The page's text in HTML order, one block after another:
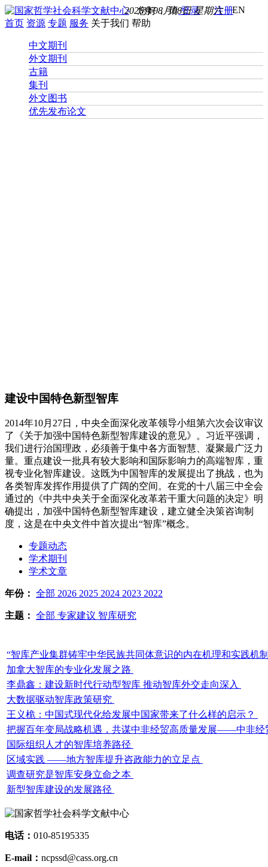
您好， 请登录 注册EN
2026年08月08日 星期六
首页 资源 专题 服务 关于我们 帮助
中文期刊
外文期刊
古籍
集刊
外文图书
优先发布论文
建设中国特色新型智库
2014年10月27日，中央全面深化改革领导小组第六次会议审议
了《关于加强中国特色新型智库建设的意见》。习近平强调，
我们进行治国理政，必须善于集中各方面智慧、凝聚最广泛力
量。重点建设一批具有较大影响和国际影响力的高端智库，重
视专业化智库建设。这既为中国智库的发展提出了挑战，也为
各类智库发挥作用提供了广阔的空间。在党的十八届三中全会
通过的《中共中央关于全面深化改革若干重大问题的决定》明
确提出，加强中国特色新型智库建设，建立健全决策咨询制
度，这是在中央文件中首次提出“智库”概念。
专题动态
学术期刊
学术文章
年份： 全部 2026 2025 2024 2023 2022
主题： 全部 专家建议 智库研究
“智库产业集群铸牢中华民族共同体意识的内在机理和实践机
加拿大智库的专业化发展之路
李鼎鑫：建设新时代行动型智库 推动智库外交走向深入
大数据驱动智库政策研究
王义桅：中国式现代化给发展中国家带来了什么样的启示？
把握百年变局战略机遇，共谋中非经贸高质量发展——中非
国际组织人才的智库培养路径
区域实践 ——地方智库提升咨政能力的立足点
调查研究是智库安身立命之本
新型智库建设的发展路径
电话： 010-85195335
E-mail： ncpssd@cass.org.cn